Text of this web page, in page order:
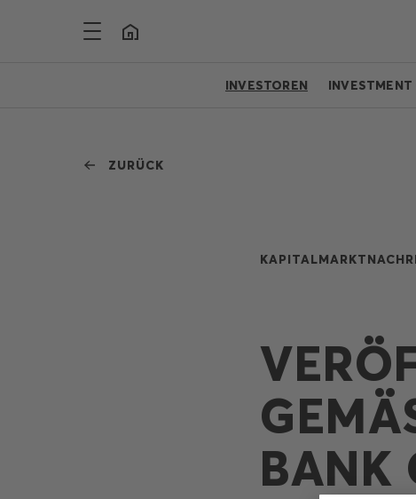
INVESTOREN INVESTMENT
ZURÜCK
BANK